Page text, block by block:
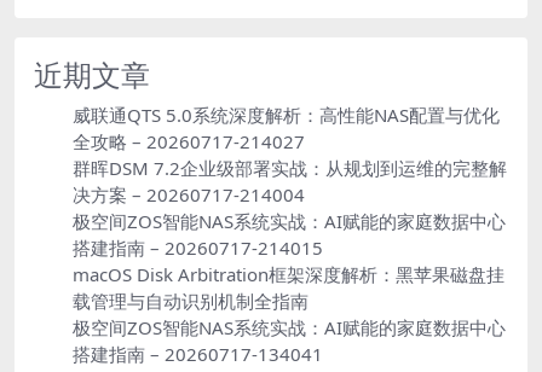
近期文章
威联通QTS 5.0系统深度解析：高性能NAS配置与优化
全攻略 – 20260717-214027
群晖DSM 7.2企业级部署实战：从规划到运维的完整解
决方案 – 20260717-214004
极空间ZOS智能NAS系统实战：AI赋能的家庭数据中心
搭建指南 – 20260717-214015
macOS Disk Arbitration框架深度解析：黑苹果磁盘挂
载管理与自动识别机制全指南
极空间ZOS智能NAS系统实战：AI赋能的家庭数据中心
搭建指南 – 20260717-134041